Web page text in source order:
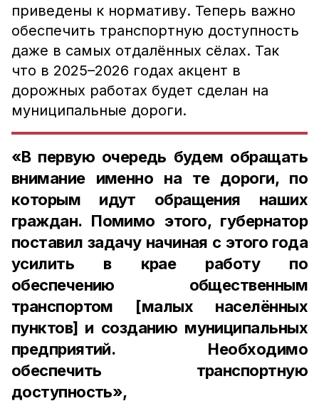
приведены к нормативу. Теперь важно
обеспечить транспортную доступность
даже в самых отдалённых сёлах. Так
что в 2025–2026 годах акцент в
дорожных работах будет сделан на
муниципальные дороги.
«В первую очередь будем обращать
внимание именно на те дороги, по
которым идут обращения наших
граждан. Помимо этого, губернатор
поставил задачу начиная с этого года
усилить в крае работу по
обеспечению общественным
транспортом [малых населённых
пунктов] и созданию муниципальных
предприятий. Необходимо
обеспечить транспортную
доступность»,